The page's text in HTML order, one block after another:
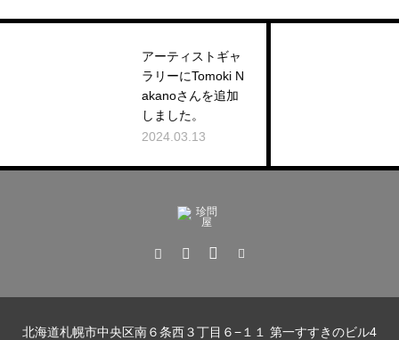
アーティストギャ
ラリーにTomoki N
akanoさんを追加
北海道札幌市中央区南６条西３丁目６−１１ 第一すすきのビル4